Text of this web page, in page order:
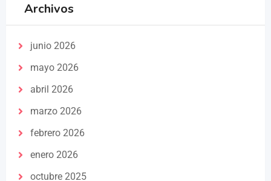
Archivos
junio 2026
mayo 2026
abril 2026
marzo 2026
febrero 2026
enero 2026
octubre 2025